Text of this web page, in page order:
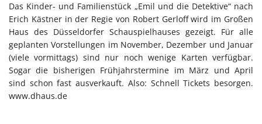
Das Kinder- und Familienstück „Emil und die Detektive“ nach
Erich Kästner in der Regie von Robert Gerloff wird im Großen
Haus des Düsseldorfer Schauspielhauses gezeigt. Für alle
geplanten Vorstellungen im November, Dezember und Januar
(viele vormittags) sind nur noch wenige Karten verfügbar.
Sogar die bisherigen Frühjahrstermine im März und April
sind schon fast ausverkauft. Also: Schnell Tickets besorgen.
www.dhaus.de